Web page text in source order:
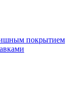
покрытием